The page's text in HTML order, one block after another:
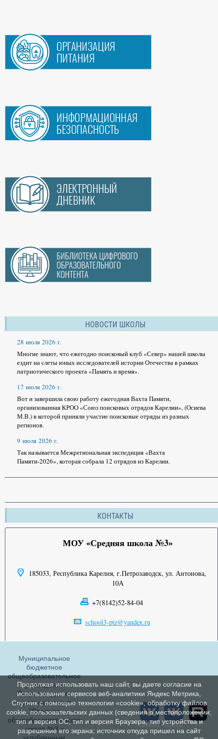
НОВОСТИ ШКОЛЫ
28 июля 2026 г.
Многие знают, что ежегодно поисковый клуб «Север» нашей школы
ездит на слеты юных исследователей истории Отечества в рамках
патриотического проекта «Память и время».
17 июля 2026 г.
Вот и завершила свою работу ежегодная Вахта Памяти,
организованная КРОО «Союз поисковых отрядов Карелии», (Осиева
М.В.) в которой приняли участие поисковые отряды из разных
регионов.
9 июля 2026 г.
Так называется Межрегиональная экспедиция «Вахта
Памяти-2026», которая собрала 12 отрядов из Карелии.
КОНТАКТЫ
МОУ «Средняя школа №3»
185033, Республика Карелия, г.Петрозаводск, ул. Антонова,
10А
+7(8142)52-84-04
school3-ptz@yandex.ru
Муниципальное
бюджетное
общеобразовательное
учреждение
Петрозаводского
городского округа
"Средняя
общеобразовательная
школа №3 с
углубленным
Продолжая использовать наш сайт, вы даете согласие на
использование сервисов веб-аналитики Яндекс Метрика,
Спутник с помощью технологии «cookie», обработку файлов
cookie, пользовательских данных (сведения о местоположении;
тип и версия ОС; тип и версия Браузера; тип устройства и
разрешение его экрана; источник откуда пришел на сайт